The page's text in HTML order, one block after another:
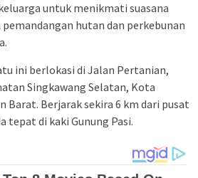
untuk menikmati suasana
hutan dan perkebunan
ini berlokasi di Jalan Pertanian,
Singkawang Selatan, Kota
Barat. Berjarak sekira 6 km dari pusat
tepat di kaki Gunung Pasi.